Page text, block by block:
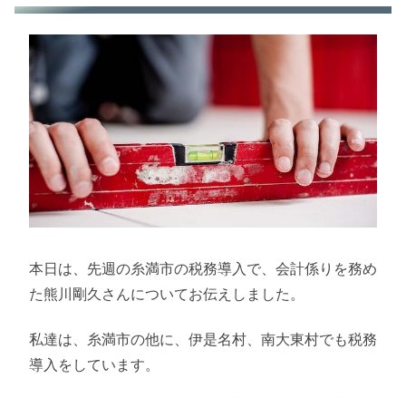
本日は、先週の糸満市の税務導入で、会計係りを務め
た熊川剛久さんについてお伝えしました。
私達は、糸満市の他に、伊是名村、南大東村でも税務
導入をしています。